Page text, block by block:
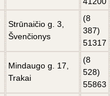
Strūnaičio g. 3,
Švenčionys
(8
387)
51317
Mindaugo g. 17,
Trakai
(8
528)
55863